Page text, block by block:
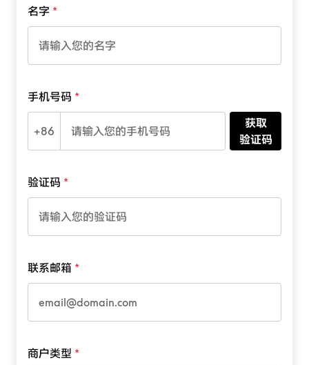
名字
手机号码
+86
获取
验证码
验证码
联系邮箱
商户类型